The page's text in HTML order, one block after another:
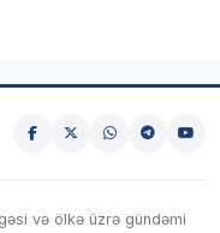
və ölkə üzrə gündəmi